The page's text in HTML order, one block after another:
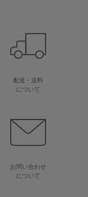
配送・送料
について
お問い合わせ
について